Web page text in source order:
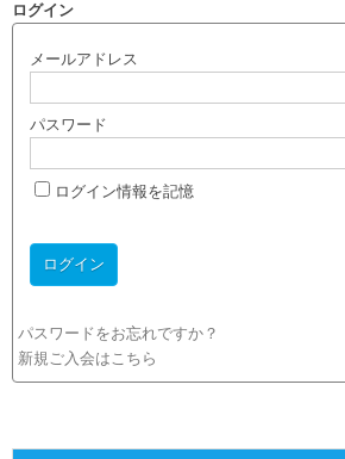
ログイン
メールアドレス
パスワード
ログイン情報を記憶
パスワードをお忘れですか？
新規ご入会はこちら